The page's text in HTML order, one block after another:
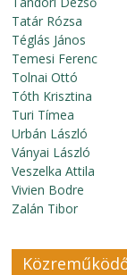
Tatár Rózsa
Téglás János
Temesi Ferenc
Tolnai Ottó
Tóth Krisztina
Turi Tímea
Urbán László
Ványai László
Veszelka Attila
Vivien Bodre
Zalán Tibor